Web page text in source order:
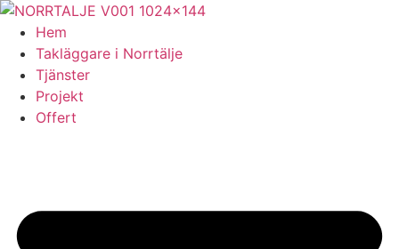
Skip
content
Hem
Takläggare i Norrtälje
Tjänster
Projekt
Offert